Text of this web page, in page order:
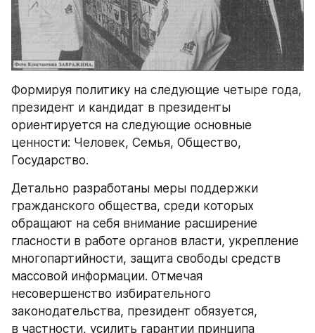
Формируя политику на следующие четыре года,
президент и кандидат в президенты
ориентируется на следующие основные
ценности: Человек, Семья, Общество,
Государство.
Детально разработаны меры поддержки
гражданского общества, среди которых
обращают на себя внимание расширение
гласности в работе органов власти, укрепление
многопартийности, защита свободы средств
массовой информации. Отмечая
несовершенство избирательного
законодательства, президент обязуется,
в частности, усилить гарантии принципа